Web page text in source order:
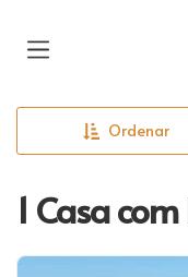
Ordenar
1 Casa